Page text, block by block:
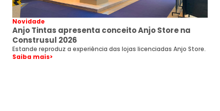
Novidade
Anjo Tintas apresenta conceito Anjo Store na
Construsul 2026
Estande reproduz a experiência das lojas licenciadas Anjo Store.
Saiba mais>